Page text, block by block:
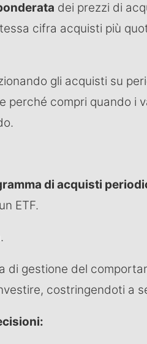
dei prezzi di
cifra acquisti più
gli acquisti su
perché compri quando i
di acquisti
ETF.
di gestione del
costringendoti a